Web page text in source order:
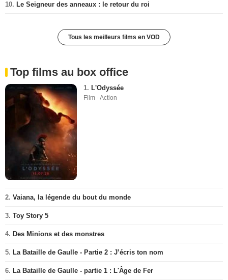
10. Le Seigneur des anneaux : le retour du roi
Tous les meilleurs films en VOD
Top films au box office
1. L'Odyssée
Film - Action
2. Vaiana, la légende du bout du monde
3. Toy Story 5
4. Des Minions et des monstres
5. La Bataille de Gaulle - Partie 2 : J’écris ton nom
6. La Bataille de Gaulle - partie 1 : L'Âge de Fer